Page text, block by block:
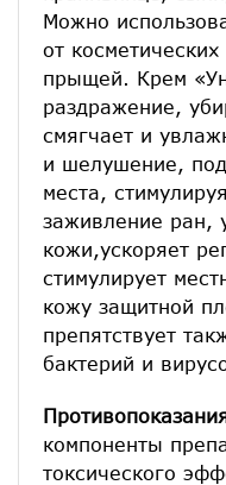
Можно
от
прыщей. Крем
раздражение,
смягчает и
и шелушение,
места,
заживление ран,
кожи,ускоряет
стимулирует
кожу защитной
препятствует
бактерий и
компоненты
токсического